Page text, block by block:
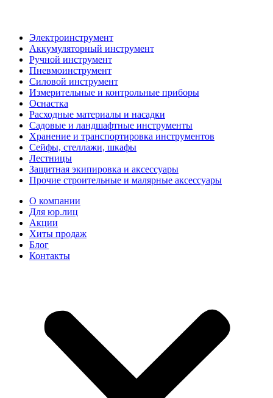
Электроинструмент
Аккумуляторный инструмент
Ручной инструмент
Пневмоинструмент
Силовой инструмент
Измерительные и контрольные приборы
Оснастка
Расходные материалы и насадки
Садовые и ландшафтные инструменты
Хранение и транспортировка инструментов
Сейфы, стеллажи, шкафы
Лестницы
Защитная экипировка и аксессуары
Прочие строительные и малярные аксессуары
О компании
Для юр.лиц
Акции
Хиты продаж
Блог
Контакты